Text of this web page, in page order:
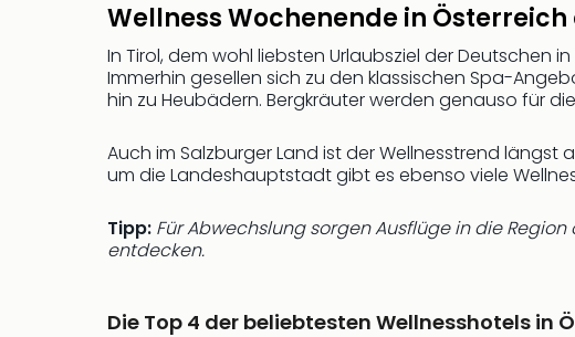
Wellness Wochenende in
In Tirol, dem wohl liebsten Urlaubsziel der Deutschen
Immerhin gesellen sich zu den klassischen Spa-
hin zu Heubädern. Bergkräuter werden genauso für
Auch im Salzburger Land ist der Wellnesstrend
um die Landeshauptstadt gibt es ebenso viele
Tipp: Für Abwechslung sorgen Ausflüge in die
entdecken.
Die Top 4 der beliebtesten Wellnesshotels in